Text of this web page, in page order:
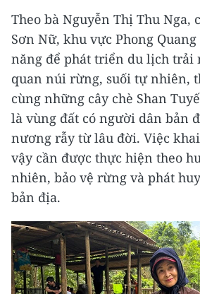
Theo bà Nguyễn Thị Thu Nga,
Sơn Nữ, khu vực Phong
năng để phát triển du lịch trải
quan núi rừng, suối tự nhiên,
cùng những cây chè Shan
là vùng đất có người dân bản
nương rẫy từ lâu đời. Việc
vậy cần được thực hiện theo
nhiên, bảo vệ rừng và phát
bản địa.